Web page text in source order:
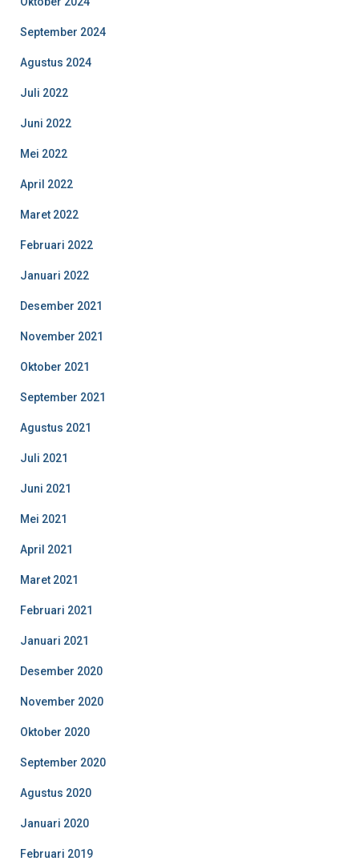
September 2024
Agustus 2024
Juli 2022
Juni 2022
Mei 2022
April 2022
Maret 2022
Februari 2022
Januari 2022
Desember 2021
November 2021
Oktober 2021
September 2021
Agustus 2021
Juli 2021
Juni 2021
Mei 2021
April 2021
Maret 2021
Februari 2021
Januari 2021
Desember 2020
November 2020
Oktober 2020
September 2020
Agustus 2020
Januari 2020
Februari 2019